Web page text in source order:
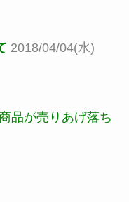
2018/04/04(水)
品が売りあげ落ち